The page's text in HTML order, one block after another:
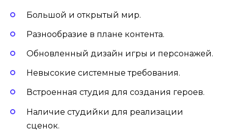
Большой и открытый мир.
Разнообразие в плане контента.
Обновленный дизайн игры и персонажей.
Невысокие системные требования.
Встроенная студия для создания героев.
Наличие студийки для реализации
сценок.